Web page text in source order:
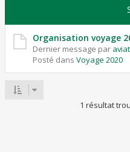
Organisation voyage
Dernier message par
Posté dans Voyage 2020
1 résultat